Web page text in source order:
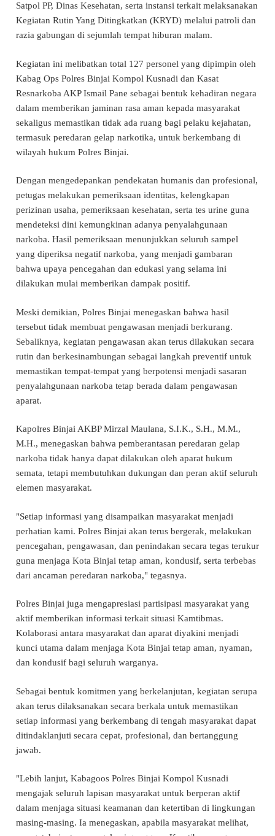
Satpol PP, Dinas Kesehatan, serta instansi terkait melaksanakan
Kegiatan Rutin Yang Ditingkatkan (KRYD) melalui patroli dan
razia gabungan di sejumlah tempat hiburan malam.
Kegiatan ini melibatkan total 127 personel yang dipimpin oleh
Kabag Ops Polres Binjai Kompol Kusnadi dan Kasat
Resnarkoba AKP Ismail Pane sebagai bentuk kehadiran negara
dalam memberikan jaminan rasa aman kepada masyarakat
sekaligus memastikan tidak ada ruang bagi pelaku kejahatan,
termasuk peredaran gelap narkotika, untuk berkembang di
wilayah hukum Polres Binjai.
Dengan mengedepankan pendekatan humanis dan profesional,
petugas melakukan pemeriksaan identitas, kelengkapan
perizinan usaha, pemeriksaan kesehatan, serta tes urine guna
mendeteksi dini kemungkinan adanya penyalahgunaan
narkoba. Hasil pemeriksaan menunjukkan seluruh sampel
yang diperiksa negatif narkoba, yang menjadi gambaran
bahwa upaya pencegahan dan edukasi yang selama ini
dilakukan mulai memberikan dampak positif.
Meski demikian, Polres Binjai menegaskan bahwa hasil
tersebut tidak membuat pengawasan menjadi berkurang.
Sebaliknya, kegiatan pengawasan akan terus dilakukan secara
rutin dan berkesinambungan sebagai langkah preventif untuk
memastikan tempat-tempat yang berpotensi menjadi sasaran
penyalahgunaan narkoba tetap berada dalam pengawasan
aparat.
Kapolres Binjai AKBP Mirzal Maulana, S.I.K., S.H., M.M.,
M.H., menegaskan bahwa pemberantasan peredaran gelap
narkoba tidak hanya dapat dilakukan oleh aparat hukum
semata, tetapi membutuhkan dukungan dan peran aktif seluruh
elemen masyarakat.
"Setiap informasi yang disampaikan masyarakat menjadi
perhatian kami. Polres Binjai akan terus bergerak, melakukan
pencegahan, pengawasan, dan penindakan secara tegas terukur
guna menjaga Kota Binjai tetap aman, kondusif, serta terbebas
dari ancaman peredaran narkoba," tegasnya.
Polres Binjai juga mengapresiasi partisipasi masyarakat yang
aktif memberikan informasi terkait situasi Kamtibmas.
Kolaborasi antara masyarakat dan aparat diyakini menjadi
kunci utama dalam menjaga Kota Binjai tetap aman, nyaman,
dan kondusif bagi seluruh warganya.
Sebagai bentuk komitmen yang berkelanjutan, kegiatan serupa
akan terus dilaksanakan secara berkala untuk memastikan
setiap informasi yang berkembang di tengah masyarakat dapat
ditindaklanjuti secara cepat, profesional, dan bertanggung
jawab.
"Lebih lanjut, Kabagoos Polres Binjai Kompol Kusnadi
mengajak seluruh lapisan masyarakat untuk berperan aktif
dalam menjaga situasi keamanan dan ketertiban di lingkungan
masing-masing. Ia menegaskan, apabila masyarakat melihat,